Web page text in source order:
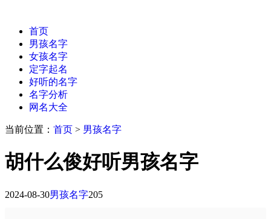
首页
男孩名字
女孩名字
定字起名
好听的名字
名字分析
网名大全
当前位置： 首页 > 男孩名字
胡什么俊好听男孩名字
2024-08-30男孩名字205